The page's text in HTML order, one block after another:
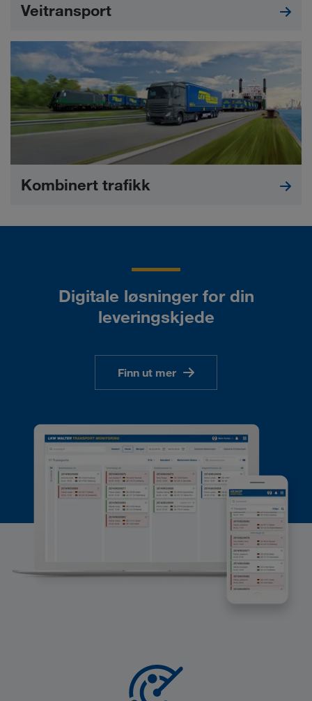
Veitransport
Kombinert trafikk
Digitale løsninger for din
leveringskjede
Finn ut mer